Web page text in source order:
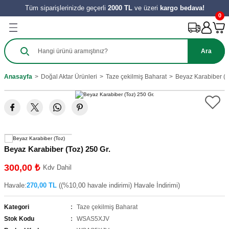
Tüm siparişlerinizde geçerli 2000 TLve üzeri kargo bedava!
Geri Dön
Geri Dön
Salçası
Salçası
Geri Dön
Geri Dön
Turşu Çeşitleri
Geri Dön
ve Nar Ekşi
Geri Dön
Tatlıları
Geri Dön
Ürünleri
İşleri
Ara
0
Anasayfa Doğal Aktar Ürünleri Taze çekilmiş Baharat Beyaz Karabiber
Beyaz Karabiber (Toz) 250 Gr.
300,00 ₺ Kdv Dahil
Havale:270,00 TL ((%10,00 havale indirimi) Havale İndirimi)
Kategori
Taze çekilmiş Baharat
Stok Kodu
WSAS5XJV